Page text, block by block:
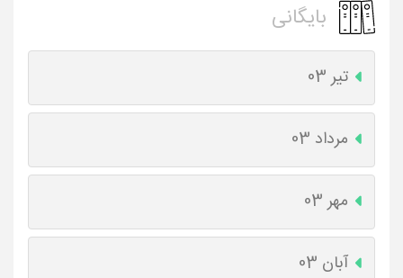
بایگانی
تیر 03
مرداد 03
مهر 03
آبان 03